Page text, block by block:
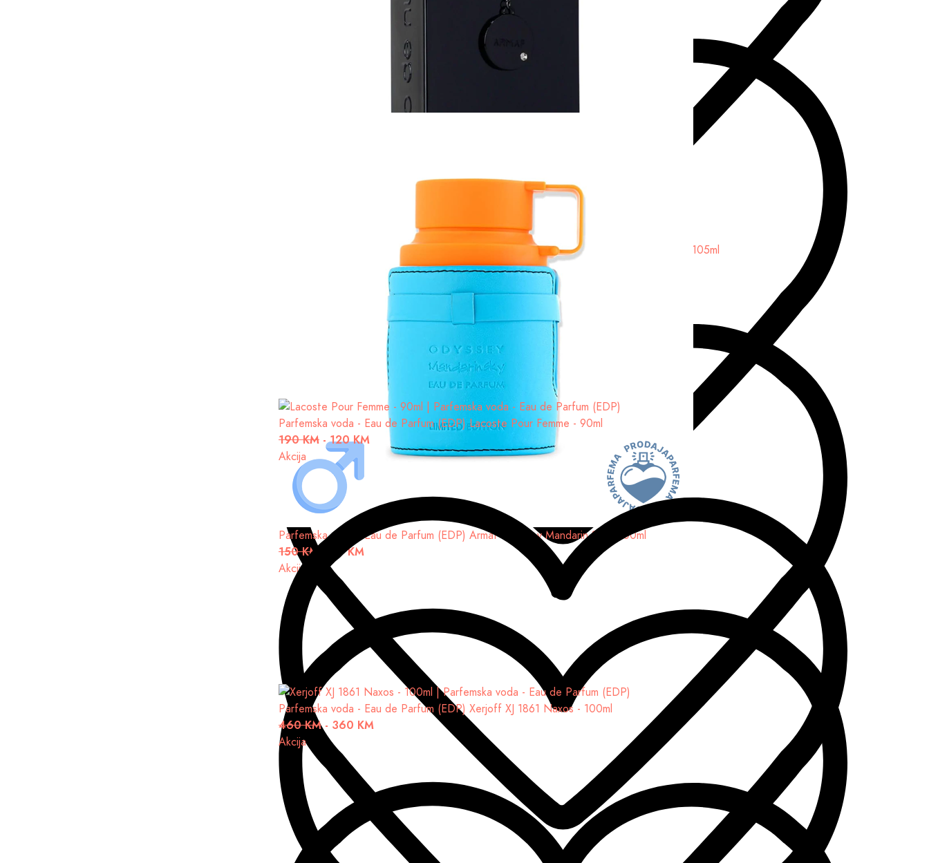
Toaletna voda - Eau de Toilette (EDT) Armaf Club De Nuit Intense Man - edt 105 ml - 105ml
Parfemska voda - Eau de Parfum (EDP) Armaf Odyssey Mandarin Sky - 100ml
150 KM 90 KM
Akcija
Parfemska voda - Eau de Parfum (EDP) Lacoste Pour Femme - 90ml
190 KM -120 KM
Akcija
Parfemska voda - Eau de Parfum (EDP) Xerjoff XJ 1861 Naxos - 100ml
460 KM- 360 KM
Akcija